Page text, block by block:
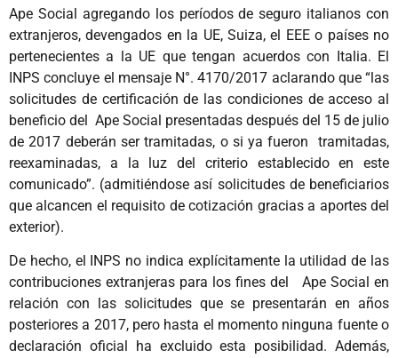
Ape Social agregando los períodos de seguro italianos con
extranjeros, devengados en la UE, Suiza, el EEE o países no
pertenecientes a la UE que tengan acuerdos con Italia. El
INPS concluye el mensaje N°. 4170/2017 aclarando que “las
solicitudes de certificación de las condiciones de acceso al
beneficio del Ape Social presentadas después del 15 de julio
de 2017 deberán ser tramitadas, o si ya fueron tramitadas,
reexaminadas, a la luz del criterio establecido en este
comunicado”. (admitiéndose así solicitudes de beneficiarios
que alcancen el requisito de cotización gracias a aportes del
exterior).
De hecho, el INPS no indica explícitamente la utilidad de las
contribuciones extranjeras para los fines del Ape Social en
relación con las solicitudes que se presentarán en años
posteriores a 2017, pero hasta el momento ninguna fuente o
declaración oficial ha excluido esta posibilidad. Además,